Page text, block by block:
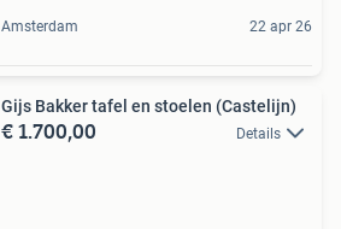
Amsterdam 22 apr 26
Gijs Bakker tafel en stoelen (Castelijn)
€ 1.700,00 Details